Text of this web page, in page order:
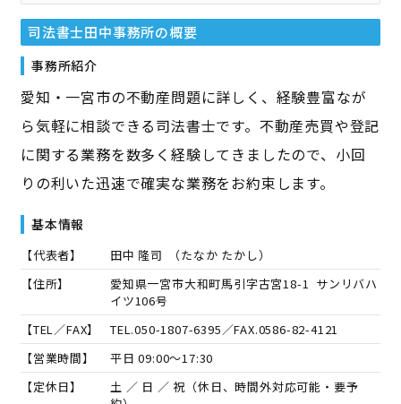
司法書士田中事務所の概要
事務所紹介
愛知・一宮市の不動産問題に詳しく、経験豊富なが
ら気軽に相談できる司法書士です。不動産売買や登記
に関する業務を数多く経験してきましたので、小回
りの利いた迅速で確実な業務をお約束します。
基本情報
【代表者】 田中 隆司 （たなか たかし）
【住所】
愛知県一宮市大和町馬引字古宮18-1 サンリバハ
イツ106号
【TEL／FAX】
TEL.050-1807-6395／FAX.0586-82-4121
【営業時間】
平日 09:00～17:30
【定休日】
土 ／ 日 ／ 祝（休日、時間外対応可能・要予